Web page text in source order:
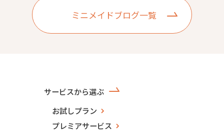
ミニメイドブログ一覧
サービスから選ぶ
お試しプラン
プレミアサービス